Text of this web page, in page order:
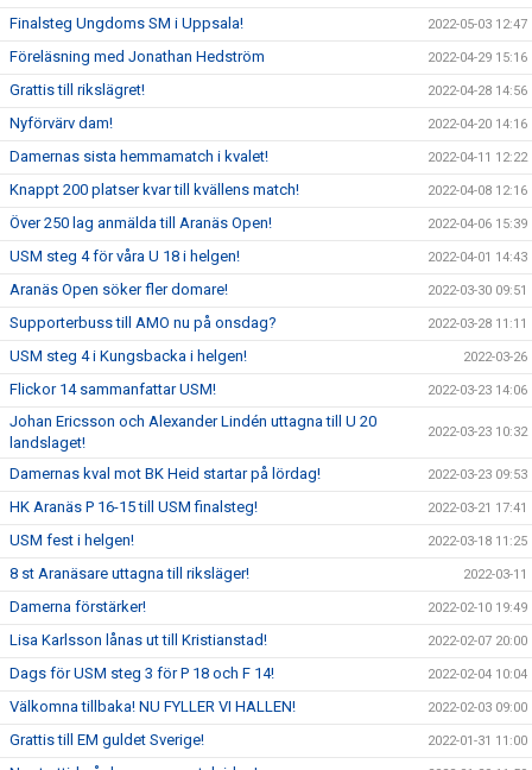
Finalsteg Ungdoms SM i Uppsala! 2022-05-03 12:47
Föreläsning med Jonathan Hedström 2022-04-29 15:16
Grattis till rikslägret! 2022-04-28 14:56
Nyförvärv dam! 2022-04-20 14:16
Damernas sista hemmamatch i kvalet! 2022-04-11 12:22
Knappt 200 platser kvar till kvällens match! 2022-04-08 12:16
Över 250 lag anmälda till Aranäs Open! 2022-04-06 15:39
USM steg 4 för våra U 18 i helgen! 2022-04-01 14:43
Aranäs Open söker fler domare! 2022-03-30 09:51
Supporterbuss till AMO nu på onsdag? 2022-03-28 11:11
USM steg 4 i Kungsbacka i helgen! 2022-03-26
Flickor 14 sammanfattar USM! 2022-03-23 14:06
Johan Ericsson och Alexander Lindén uttagna till U 20
landslaget!
2022-03-23 10:32
Damernas kval mot BK Heid startar på lördag! 2022-03-23 09:53
HK Aranäs P 16-15 till USM finalsteg! 2022-03-21 17:41
USM fest i helgen! 2022-03-18 11:25
8 st Aranäsare uttagna till riksläger! 2022-03-11
Damerna förstärker! 2022-02-10 19:49
Lisa Karlsson lånas ut till Kristianstad! 2022-02-07 20:00
Dags för USM steg 3 för P 18 och F 14! 2022-02-04 10:04
Välkomna tillbaka! NU FYLLER VI HALLEN! 2022-02-03 09:00
Grattis till EM guldet Sverige! 2022-01-31 11:00